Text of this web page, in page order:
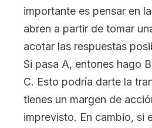
importante es pensar en
abren a partir de tomar
acotar las respuestas
Si pasa A, entones hago
C. Esto podría darte la
tienes un margen de
imprevisto. En cambio, si